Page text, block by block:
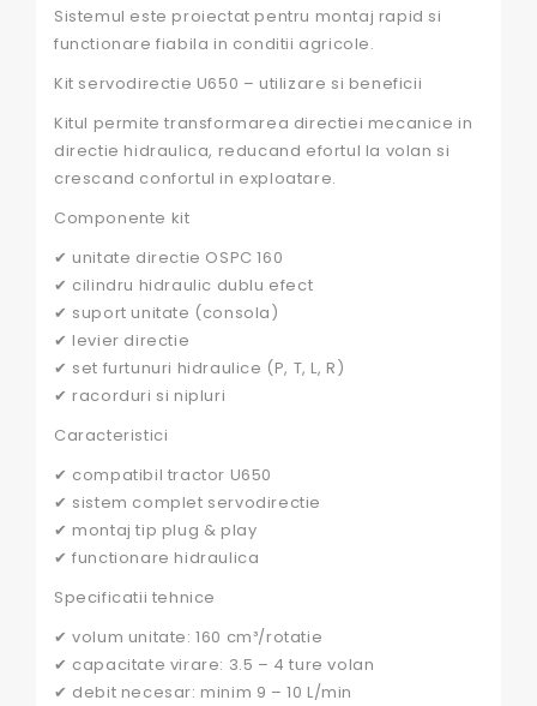
Sistemul este proiectat pentru montaj rapid si
functionare fiabila in conditii agricole.
Kit servodirectie U650 – utilizare si beneficii
Kitul permite transformarea directiei mecanice in
directie hidraulica, reducand efortul la volan si
crescand confortul in exploatare.
Componente kit
✔ unitate directie OSPC 160
✔ cilindru hidraulic dublu efect
✔ suport unitate (consola)
✔ levier directie
✔ set furtunuri hidraulice (P, T, L, R)
✔ racorduri si nipluri
Caracteristici
✔ compatibil tractor U650
✔ sistem complet servodirectie
✔ montaj tip plug & play
✔ functionare hidraulica
Specificatii tehnice
✔ volum unitate: 160 cm³/rotatie
✔ capacitate virare: 3.5 – 4 ture volan
✔ debit necesar: minim 9 – 10 L/min